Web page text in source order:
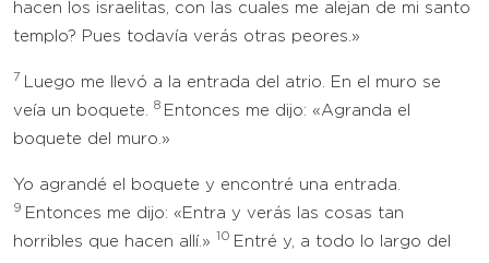
hacen los israelitas, con las cuales me alejan de mi santo
templo? Pues todavía verás otras peores.»
7
Luego me llevó a la entrada del atrio. En el muro se
veía un boquete.
8 Entonces me dijo: «Agranda el
boquete del muro.»
Yo agrandé el boquete y encontré una entrada.
9 Entonces me dijo: «Entra y verás las cosas tan
horribles que hacen allí.»
10 Entré y, a todo lo largo del